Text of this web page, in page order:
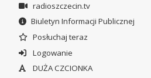
radioszczecin.tv
Biuletyn Informacji Publicznej
Posłuchaj teraz
Logowanie
DUŻA CZCIONKA